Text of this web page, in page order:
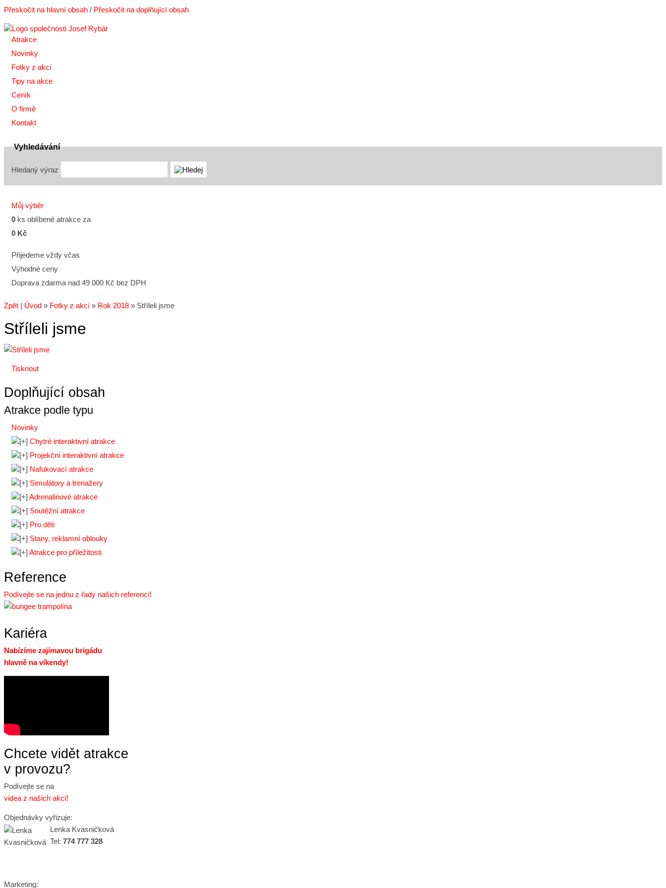
Přeskočit na hlavní obsah / Přeskočit na doplňující obsah
Atrakce
Novinky
Fotky z akcí
Tipy na akce
Ceník
O firmě
Kontakt
Vyhledávání
Hledaný výraz
Můj výběr
0 ks oblíbené atrakce za
0 Kč
Přijedeme vždy včas
Výhodné ceny
Doprava zdarma nad 49 000 Kč bez DPH
Zpět | Úvod » Fotky z akcí » Rok 2018 » Stříleli jsme
Stříleli jsme
Tisknout
Doplňující obsah
Atrakce podle typu
Novinky
Chytré interaktivní atrakce
Projekční interaktivní atrakce
Nafukovací atrakce
Simulátory a trenažery
Adrenalinové atrakce
Soutěžní atrakce
Pro děti
Stany, reklamní oblouky
Atrakce pro příležitosti
Reference
Podívejte se na jednu z řady našich referencí!
Kariéra
Nabízíme zajímavou brigádu
hlavně na víkendy!
Chcete vidět atrakce
v provozu?
Podívejte se na
videa z našich akcí!
Objednávky vyřizuje:
Lenka Kvasničková
Tel: 774 777 328
Marketing: